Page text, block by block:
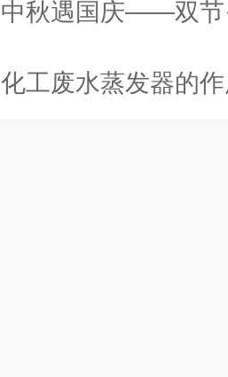
中秋遇国庆——双节
化工废水蒸发器的